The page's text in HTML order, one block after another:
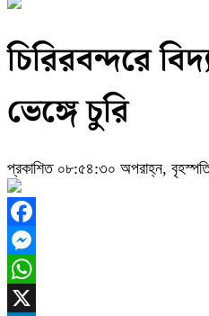
চিরিরবন্দরে
ভেঙ্গে চুরি
প্রকাশিত ০৮:৫৪:৩০ অপরাহ্ন,
Facebook
Messenger
WhatsApp